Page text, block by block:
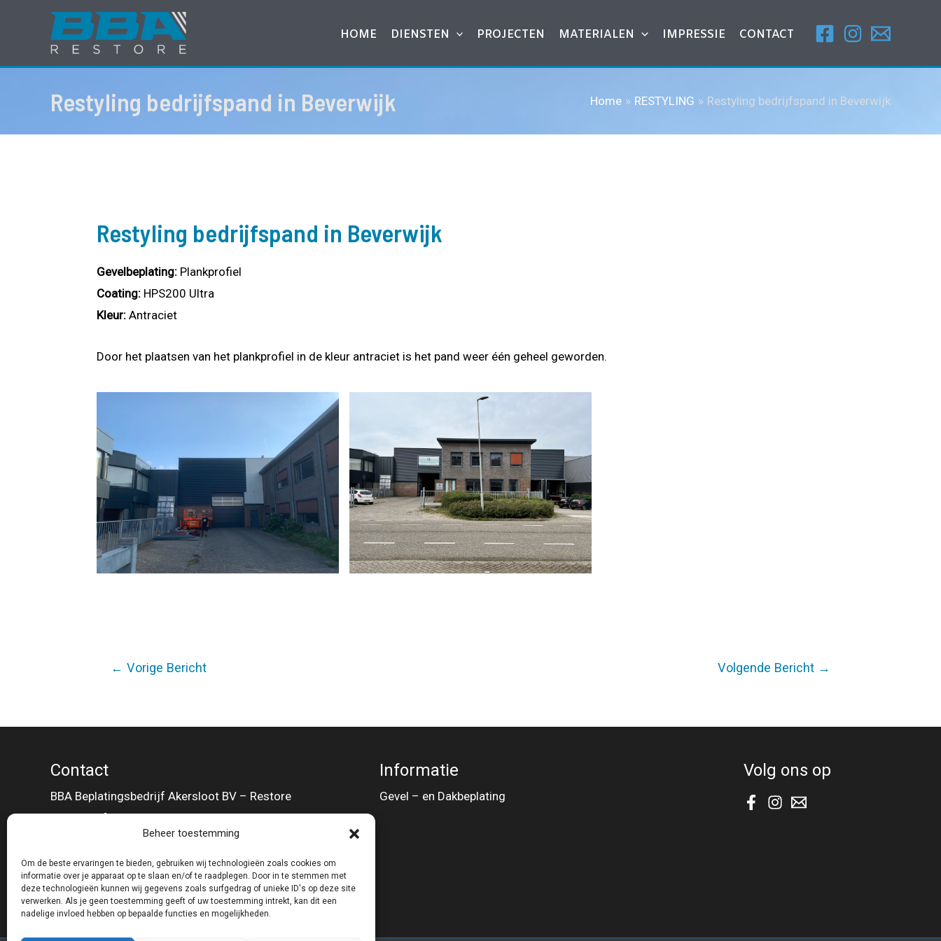
Beheer toestemming
Om de beste ervaringen te bieden, gebruiken wij technologieën zoals cookies om
informatie over je apparaat op te slaan en/of te raadplegen. Door in te stemmen met
deze technologieën kunnen wij gegevens zoals surfgedrag of unieke ID's op deze site
verwerken. Als je geen toestemming geeft of uw toestemming intrekt, kan dit een
nadelige invloed hebben op bepaalde functies en mogelijkheden.
HOME DIENSTEN PROJECTEN MATERIALEN IMPRESSIE CONTACT
Restyling bedrijfspand in Beverwijk Home RESTYLING Restyling bedrijfspand in Beverwijk
Restyling bedrijfspand in Beverwijk
Gevelbeplating: Plankprofiel
Coating: HPS200 Ultra
Kleur: Antraciet
Door het plaatsen van het plankprofiel in de kleur antraciet is het pand weer één geheel geworden.
Bericht
← Vorige Bericht Volgende Bericht →
Contact
BBA Beplatingsbedrijf Akersloot BV – Restore
Molenwerf 34 D
1911 DB Uitgeest
T 0251 31 89 39
E info@bba-restore.nl
Informatie
Gevel – en Dakbeplating
Volg ons op